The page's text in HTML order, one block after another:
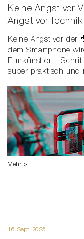
Keine Angst vor
Angst vor Technik!
Keine Angst vor der
dem Smartphone
Filmkünstler –
super praktisch und
Mehr >
16. Sept. 2025